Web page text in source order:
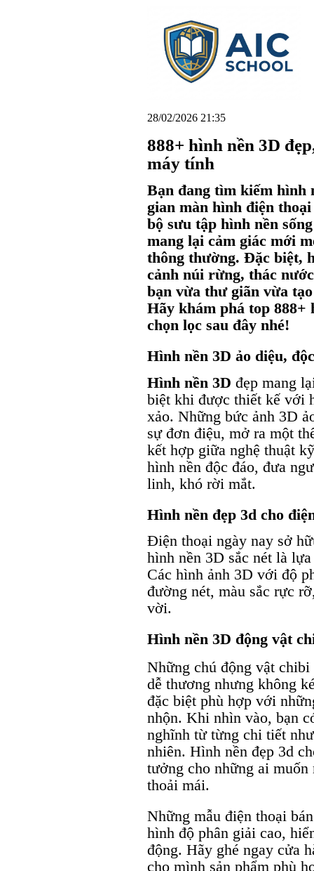
28/02/2026 21:35
888+ hình nền 3D
máy tính
Bạn đang tìm kiếm hình
gian màn hình điện
bộ sưu tập hình nền
mang lại cảm giác mới
thông thường. Đặc biệt,
cảnh núi rừng, thác
bạn vừa thư giãn vừa
Hãy khám phá top 888+
chọn lọc sau đây nhé!
Hình nền 3D ảo diệu,
Hình nền 3D đẹp mang
biệt khi được thiết kế với
xảo. Những bức ảnh 3D
sự đơn điệu, mở ra một
kết hợp giữa nghệ thuật
hình nền độc đáo, đưa
linh, khó rời mắt.
Hình nền đẹp 3d cho
Điện thoại ngày nay sở
hình nền 3D sắc nét là
Các hình ảnh 3D với độ
đường nét, màu sắc rực
vời.
Hình nền 3D động vật
Những chú động vật
dễ thương nhưng không
đặc biệt phù hợp với
nhộn. Khi nhìn vào, bạn
nghĩnh từ từng chi tiết
nhiên. Hình nền đẹp 3d
tưởng cho những ai
thoải mái.
Những mẫu điện thoại
hình độ phân giải cao,
động. Hãy ghé ngay cửa
cho mình sản phẩm phù